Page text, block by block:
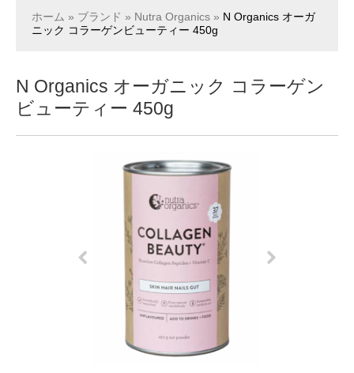
ホーム » ブランド » Nutra Organics » N Organics オーガ
ニック コラーゲンビューティー 450g
N Organics オーガニック コラーゲン
ビューティー 450g